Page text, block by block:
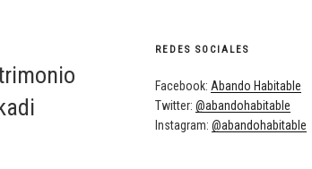
REDES SOCIALES
Facebook: Abando Habitable
Twitter: @abandohabitable
Instagram: @abandohabitable